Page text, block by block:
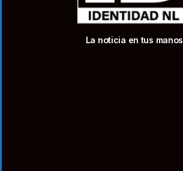
La noticia en tus manos